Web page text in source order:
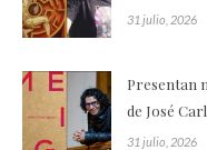
31 julio, 2026
Presentan
de José
31 julio, 2026